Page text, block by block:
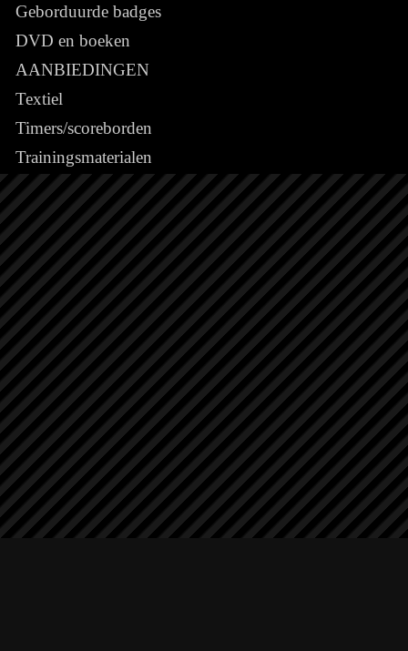
Geborduurde badges
DVD en boeken
AANBIEDINGEN
Textiel
Timers/scoreborden
Trainingsmaterialen